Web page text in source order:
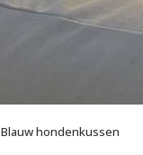
Blauw hondenkussen